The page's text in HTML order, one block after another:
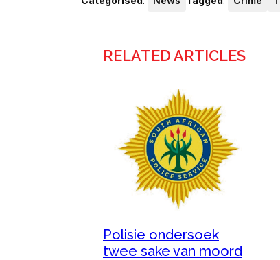
RELATED ARTICLES
Polisie ondersoek
twee sake van moord